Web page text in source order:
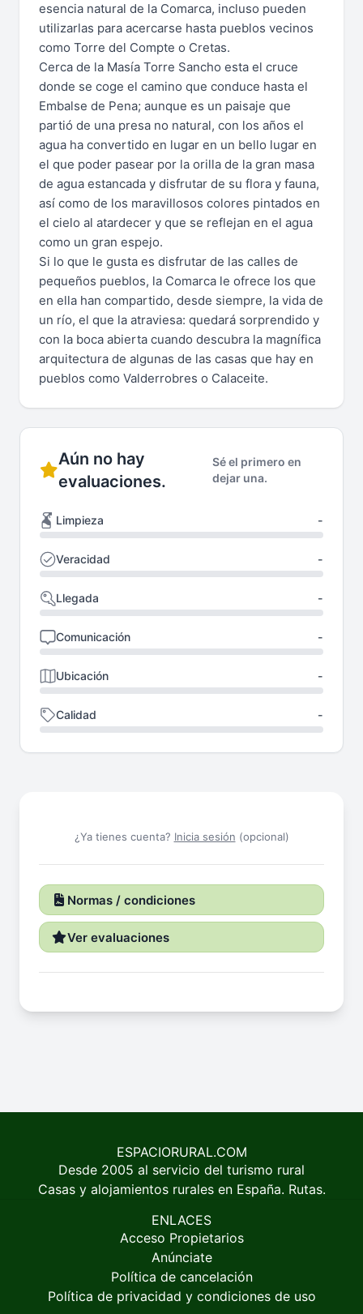
esencia natural de la Comarca, incluso pueden
utilizarlas para acercarse hasta pueblos vecinos
como Torre del Compte o Cretas.
Cerca de la Masía Torre Sancho esta el cruce
donde se coge el camino que conduce hasta el
Embalse de Pena; aunque es un paisaje que
partió de una presa no natural, con los años el
agua ha convertido en lugar en un bello lugar en
el que poder pasear por la orilla de la gran masa
de agua estancada y disfrutar de su flora y fauna,
así como de los maravillosos colores pintados en
el cielo al atardecer y que se reflejan en el agua
como un gran espejo.
Si lo que le gusta es disfrutar de las calles de
pequeños pueblos, la Comarca le ofrece los que
en ella han compartido, desde siempre, la vida de
un río, el que la atraviesa: quedará sorprendido y
con la boca abierta cuando descubra la magnífica
arquitectura de algunas de las casas que hay en
pueblos como Valderrobres o Calaceite.
Aún no hay
evaluaciones.
Sé el primero en
dejar una.
Limpieza -
Veracidad -
Llegada -
Comunicación -
Ubicación -
Calidad -
¿Ya tienes cuenta? Inicia sesión (opcional)
Normas / condiciones
Ver evaluaciones
ESPACIORURAL.COM
Desde 2005 al servicio del turismo rural
Casas y alojamientos rurales en España. Rutas.
ENLACES
Acceso Propietarios
Anúnciate
Política de cancelación
Política de privacidad y condiciones de uso